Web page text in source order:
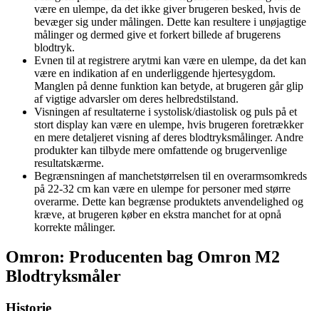
være en ulempe, da det ikke giver brugeren besked, hvis de
bevæger sig under målingen. Dette kan resultere i unøjagtige
målinger og dermed give et forkert billede af brugerens
blodtryk.
Evnen til at registrere arytmi kan være en ulempe, da det kan
være en indikation af en underliggende hjertesygdom.
Manglen på denne funktion kan betyde, at brugeren går glip
af vigtige advarsler om deres helbredstilstand.
Visningen af resultaterne i systolisk/diastolisk og puls på et
stort display kan være en ulempe, hvis brugeren foretrækker
en mere detaljeret visning af deres blodtryksmålinger. Andre
produkter kan tilbyde mere omfattende og brugervenlige
resultatskærme.
Begrænsningen af manchetstørrelsen til en overarmsomkreds
på 22-32 cm kan være en ulempe for personer med større
overarme. Dette kan begrænse produktets anvendelighed og
kræve, at brugeren køber en ekstra manchet for at opnå
korrekte målinger.
Omron: Producenten bag Omron M2
Blodtryksmåler